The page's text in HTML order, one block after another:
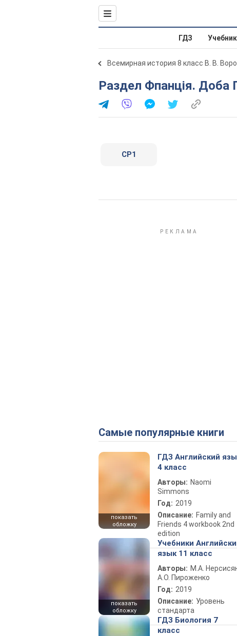
ГДЗ
Всемирная история 8 класс В. В.
Раздел Фпанція.
СР1
Самые популярные книги
показать
обложку
ГДЗ Английский
4 класс
Авторы: Naomi
Simmons
Год: 2019
Описание: Family and
Friends 4 workbook 2nd
edition
показать
обложку
Учебники
язык 11 класс
Авторы: М.А.
А.О. Пироженко
Год: 2019
Описание: Уровень
стандарта
ГДЗ Биология 7
класс